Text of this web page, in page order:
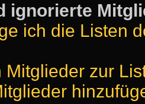
ignorierte
ich die Listen
Mitglieder zur